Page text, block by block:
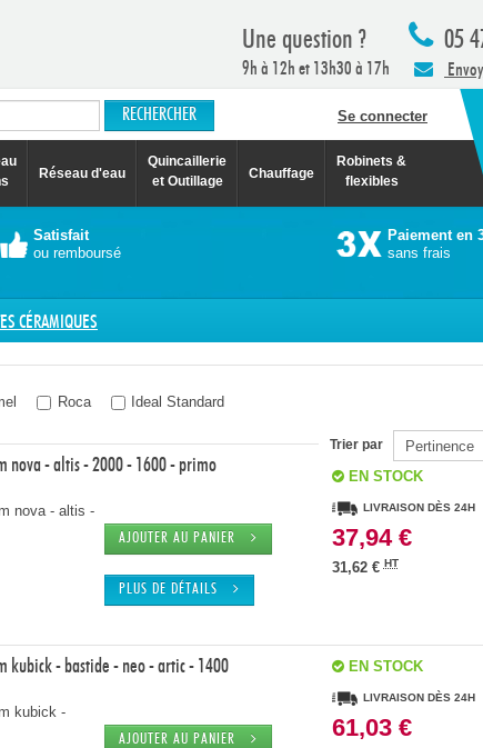
05
Une question ?
9h à 12h et 13h30 à 17h
Se connecter
Réseau d'eau
Quincaillerie
et Outillage
Chauffage
Robinets &
flexibles
Satisfait
ou remboursé
Paiement en
sans frais
CÉRAMIQUES
Roca Ideal Standard
Trier par
nova - altis - 2000 - 1600 - primo
nova - altis -
AJOUTER AU PANIER
PLUS DE DÉTAILS
EN STOCK
LIVRAISON DÈS 24H
37,94 €
31,62 €HT
kubick - bastide - neo - artic - 1400
kubick -
AJOUTER AU PANIER
EN STOCK
LIVRAISON DÈS 24H
61,03 €